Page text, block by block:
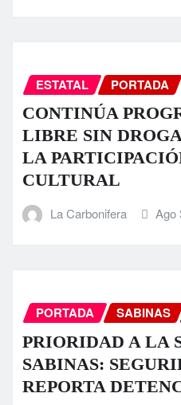
ESTATAL PORTADA
CONTINÚA
LIBRE SIN
LA
CULTURAL
La Carbonifera Ago
PORTADA SABINAS
PRIORIDAD A LA
SABINAS:
REPORTA